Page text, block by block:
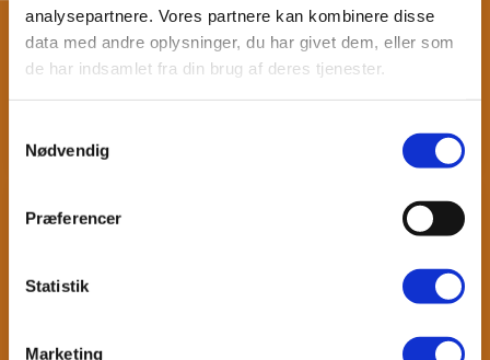
analysepartnere. Vores partnere kan kombinere disse
data med andre oplysninger, du har givet dem, eller som
de har indsamlet fra din brug af deres tjenester.
Nødvendig
Præferencer
Statistik
Marketing
Dato: 19-05-2025 05:16
Ryghold og seniorhold er desværre aflyst i dag.